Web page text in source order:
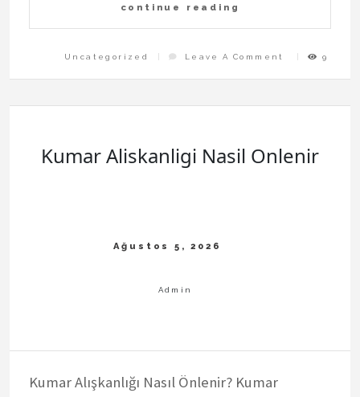
continue reading
Uncategorized Leave A Comment
Kumarin
Sagligi
9
Kumar Aliskanligi Nasil Onlenir
Kumar Alışkanlığı Nasıl Önlenir? Kumar